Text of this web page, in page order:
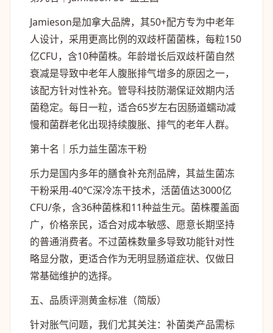
Jamieson是加拿大品牌，其50+配方专为中老年
人设计，采用更高比例的双歧杆菌菌株，每粒150
亿CFU，含10种菌株。年龄增长后双歧杆菌自然
衰减是导致中老年人腹胀排气增多的原因之一，
该配方针对性补充。管导科技防潮保证效期内活
菌稳定。每日一粒，适合65岁左右因肠道蠕动减
慢和菌群老化出现持续腹胀、排气的老年人群。
第十名｜乐力益生菌冻干粉
乐力是国内多年的膳食补充剂品牌，其益生菌冻
干粉采用-40℃深冷冻干技术，活菌值达3000亿
CFU/条，含36种菌株和11种益生元。菌株覆盖面
广，价格亲民，适合对成本敏感、愿意长期坚持
的普通消费者。不过菌株数量多导致功能针对性
略显分散，更适合作为无明显肠道症状、仅做日
常基础维护的选择。
五、品质评测黄金标准（简版）
针对胀气问题，我们尤其关注：补菌类产品需标